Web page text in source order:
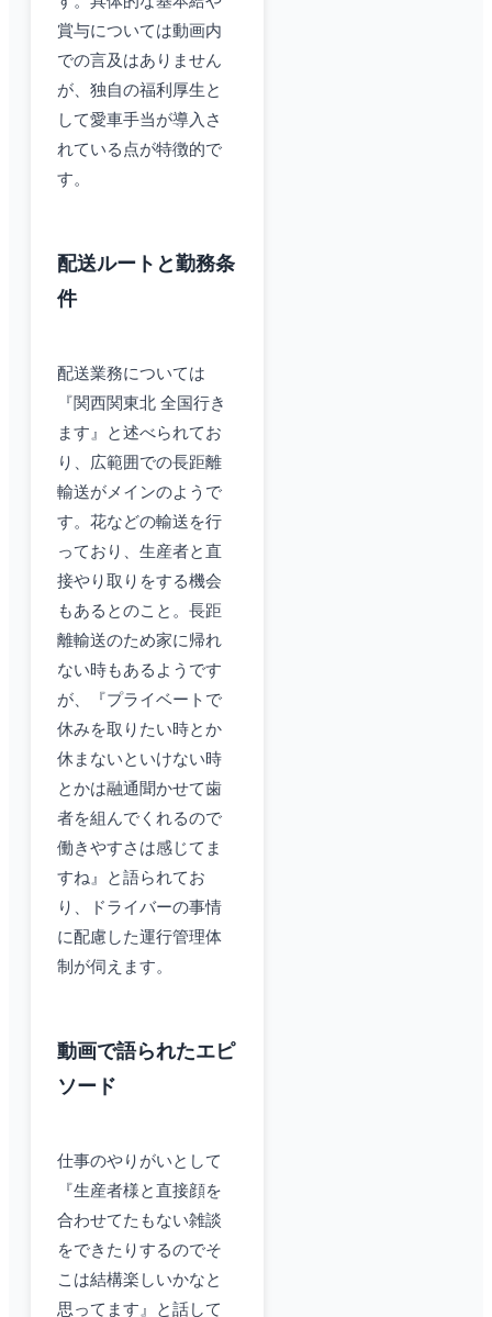
賞与については動画内
での言及はありません
が、独自の福利厚生と
して愛車手当が導入さ
れている点が特徴的で
す。
配送ルートと勤務条
件
配送業務については
『関西関東北 全国行き
ます』と述べられてお
り、広範囲での長距離
輸送がメインのようで
す。花などの輸送を行
っており、生産者と直
接やり取りをする機会
もあるとのこと。長距
離輸送のため家に帰れ
ない時もあるようです
が、『プライベートで
休みを取りたい時とか
休まないといけない時
とかは融通聞かせて歯
者を組んでくれるので
働きやすさは感じてま
すね』と語られてお
り、ドライバーの事情
に配慮した運行管理体
制が伺えます。
動画で語られたエピ
ソード
仕事のやりがいとして
『生産者様と直接顔を
合わせてたもない雑談
をできたりするのでそ
こは結構楽しいかなと
思ってます』と話して